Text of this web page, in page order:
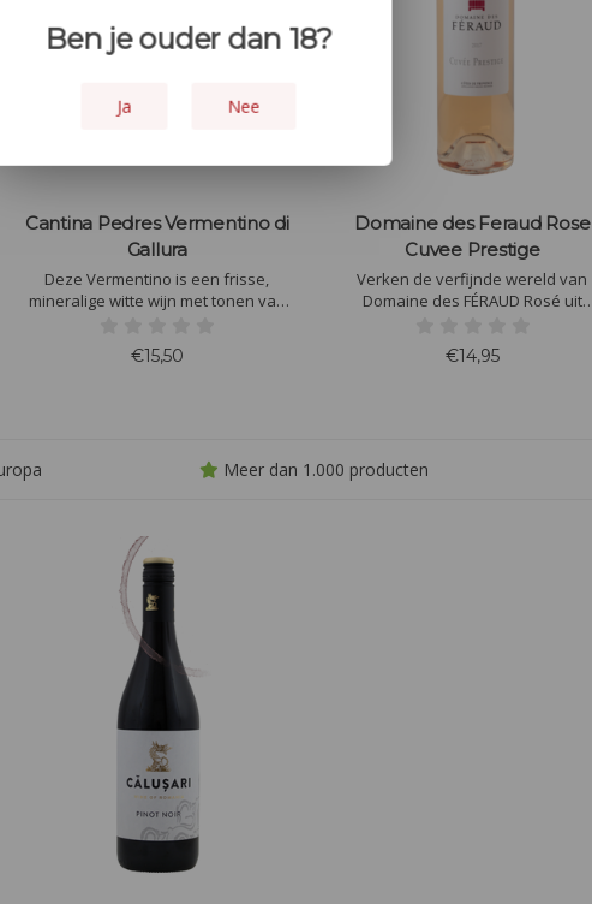
Cantina Pedres Vermentino di
Gallura
Deze Vermentino is een frisse,
mineralige witte wijn met tonen van
goed in balans, met een lange,
€15,50
Domaine des Feraud Rose
Cuvee Prestige
Verken de verfijnde wereld van
Domaine des FÉRAUD Rosé uit
fruitige tonen, perfect voor elke
€14,95
Meer dan 1.000 producten
Ben je ouder dan 18?
Ja Nee